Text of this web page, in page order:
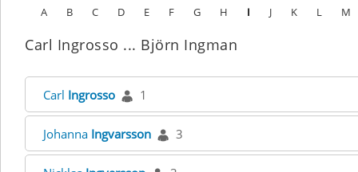
A B C D E F G H I J K L M
Carl Ingrosso ... Björn Ingman
Carl Ingrosso 1
Johanna Ingvarsson 3